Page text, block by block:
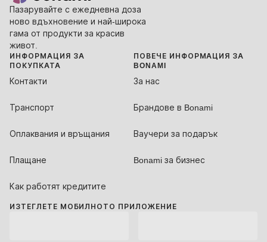
Пазарувайте с ежедневна доза
ново вдъхновение и най-широка
гама от продукти за красив
живот.
ИНФОРМАЦИЯ ЗА
ПОКУПКАТА
Контакти
Транспорт
Оплаквания и връщания
Плащане
Как работят кредитите
ПОВЕЧЕ ИНФОРМАЦИЯ ЗА
BONAMI
За нас
Брандове в Bonami
Ваучери за подарък
Bonami за бизнес
ИЗТЕГЛЕТЕ МОБИЛНОТО ПРИЛОЖЕНИЕ